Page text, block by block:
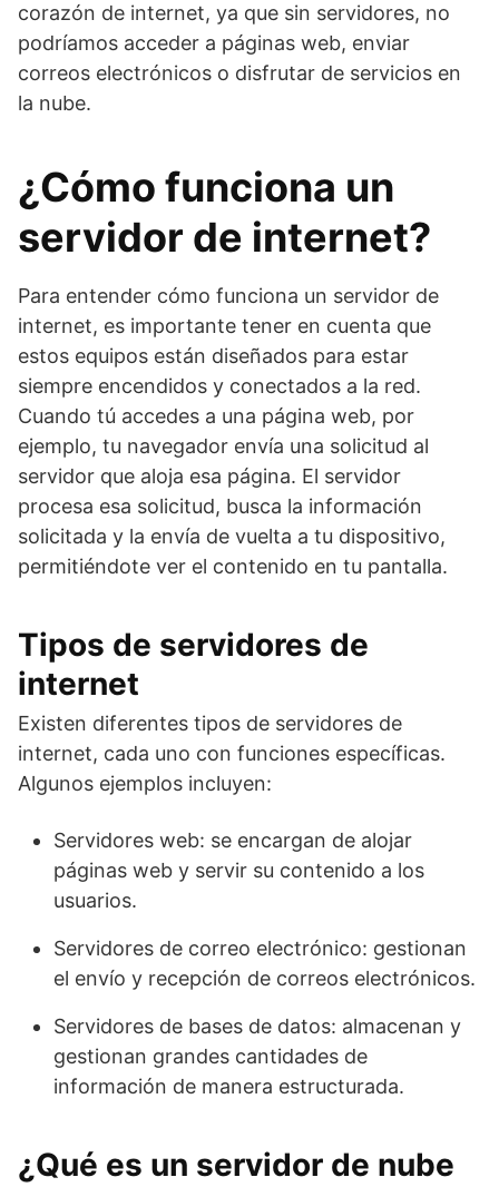
corazón de internet, ya que sin servidores, no
podríamos acceder a páginas web, enviar
correos electrónicos o disfrutar de servicios en
la nube.
¿Cómo funciona un
servidor de internet?
Para entender cómo funciona un servidor de
internet, es importante tener en cuenta que
estos equipos están diseñados para estar
siempre encendidos y conectados a la red.
Cuando tú accedes a una página web, por
ejemplo, tu navegador envía una solicitud al
servidor que aloja esa página. El servidor
procesa esa solicitud, busca la información
solicitada y la envía de vuelta a tu dispositivo,
permitiéndote ver el contenido en tu pantalla.
Tipos de servidores de
internet
Existen diferentes tipos de servidores de
internet, cada uno con funciones específicas.
Algunos ejemplos incluyen:
Servidores web: se encargan de alojar
páginas web y servir su contenido a los
usuarios.
Servidores de correo electrónico: gestionan
el envío y recepción de correos electrónicos.
Servidores de bases de datos: almacenan y
gestionan grandes cantidades de
información de manera estructurada.
¿Qué es un servidor de nube